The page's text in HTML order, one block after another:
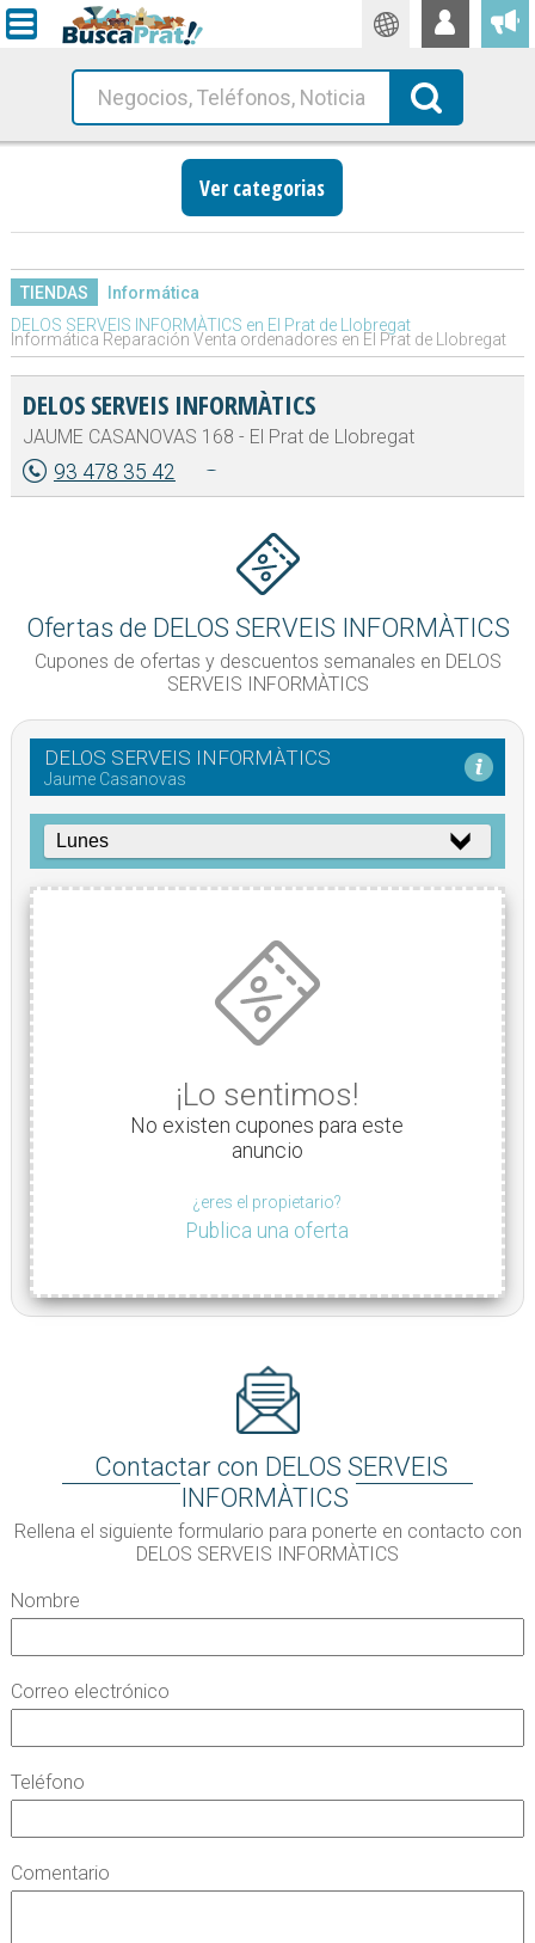
Traductor
Busca!
Ver categorias
TIENDAS
Informática
DELOS SERVEIS INFORMÀTICS en El Prat de Llobregat
Informática Reparación Venta ordenadores en El Prat de Llobregat
DELOS SERVEIS INFORMÀTICS
JAUME CASANOVAS 168 - El Prat de Llobregat
93 478 35 42
Ofertas de DELOS SERVEIS INFORMÀTICS
Cupones de ofertas y descuentos semanales en DELOS
SERVEIS INFORMÀTICS
DELOS SERVEIS INFORMÀTICS
Jaume Casanovas
¡Lo sentimos!
No existen cupones para este
anuncio
¿eres el propietario?
Publica una oferta
Contactar con DELOS SERVEIS
INFORMÀTICS
Rellena el siguiente formulario para ponerte en contacto con
DELOS SERVEIS INFORMÀTICS
Nombre
Correo electrónico
Teléfono
Comentario